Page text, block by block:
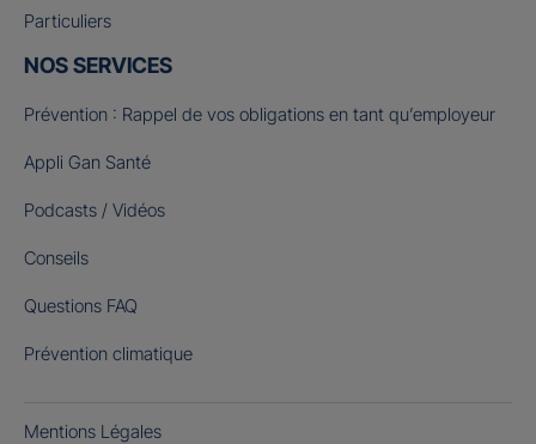
Particuliers
NOS SERVICES
Prévention : Rappel de vos obligations en tant qu’employeur
Appli Gan Santé
Podcasts / Vidéos
Conseils
Questions FAQ
Prévention climatique
Mentions Légales